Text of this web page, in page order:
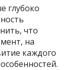
глубоко
что
на
каждого